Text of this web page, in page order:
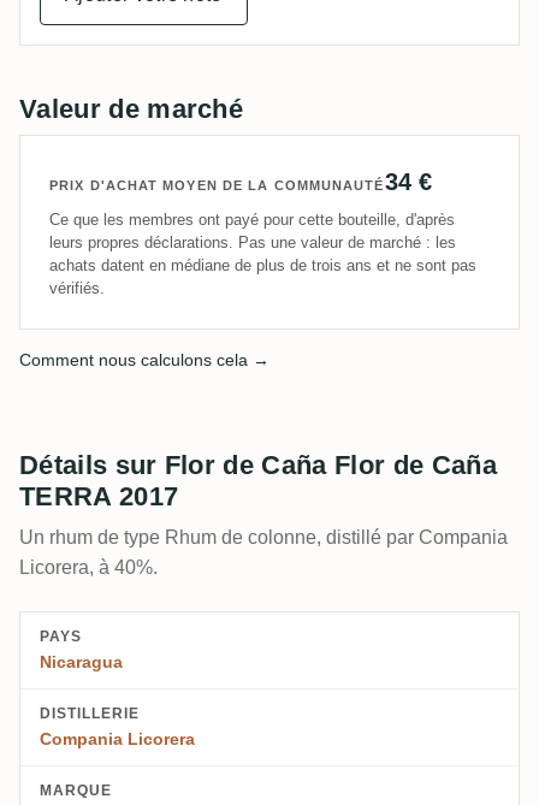
Valeur de marché
PRIX D'ACHAT MOYEN DE LA COMMUNAUTÉ34 €
Ce que les membres ont payé pour cette bouteille, d'après
leurs propres déclarations. Pas une valeur de marché : les
achats datent en médiane de plus de trois ans et ne sont pas
vérifiés.
Comment nous calculons cela →
Détails sur Flor de Caña Flor de Caña
TERRA 2017
Un rhum de type Rhum de colonne, distillé par Compania
Licorera, à 40%.
PAYS
Nicaragua
DISTILLERIE
Compania Licorera
MARQUE